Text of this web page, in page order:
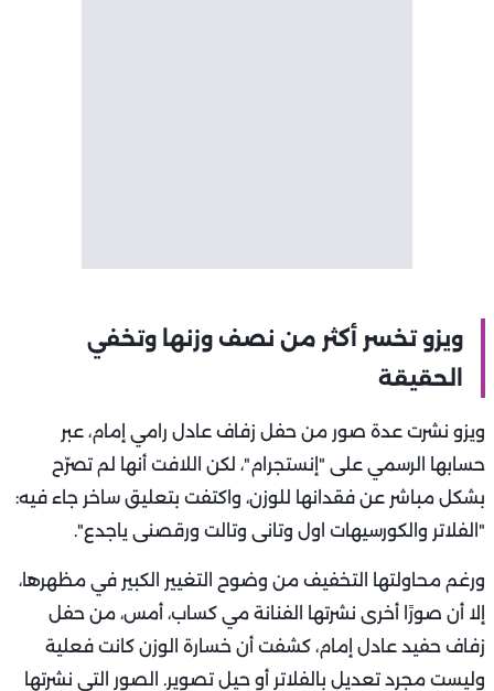
ويزو تخسر أكثر من نصف وزنها وتخفي
الحقيقة
ويزو نشرت عدة صور من حفل زفاف عادل رامي إمام، عبر
حسابها الرسمي على "إنستجرام"، لكن اللافت أنها لم تصرّح
بشكل مباشر عن فقدانها للوزن، واكتفت بتعليق ساخر جاء فيه:
"الفلاتر والكورسيهات اول وتانى وتالت ورقصنى ياجدع".
ورغم محاولتها التخفيف من وضوح التغيير الكبير في مظهرها،
إلا أن صورًا أخرى نشرتها الفنانة مي كساب، أمس، من حفل
زفاف حفيد عادل إمام، كشفت أن خسارة الوزن كانت فعلية
وليست مجرد تعديل بالفلاتر أو حيل تصوير. الصور التي نشرتها